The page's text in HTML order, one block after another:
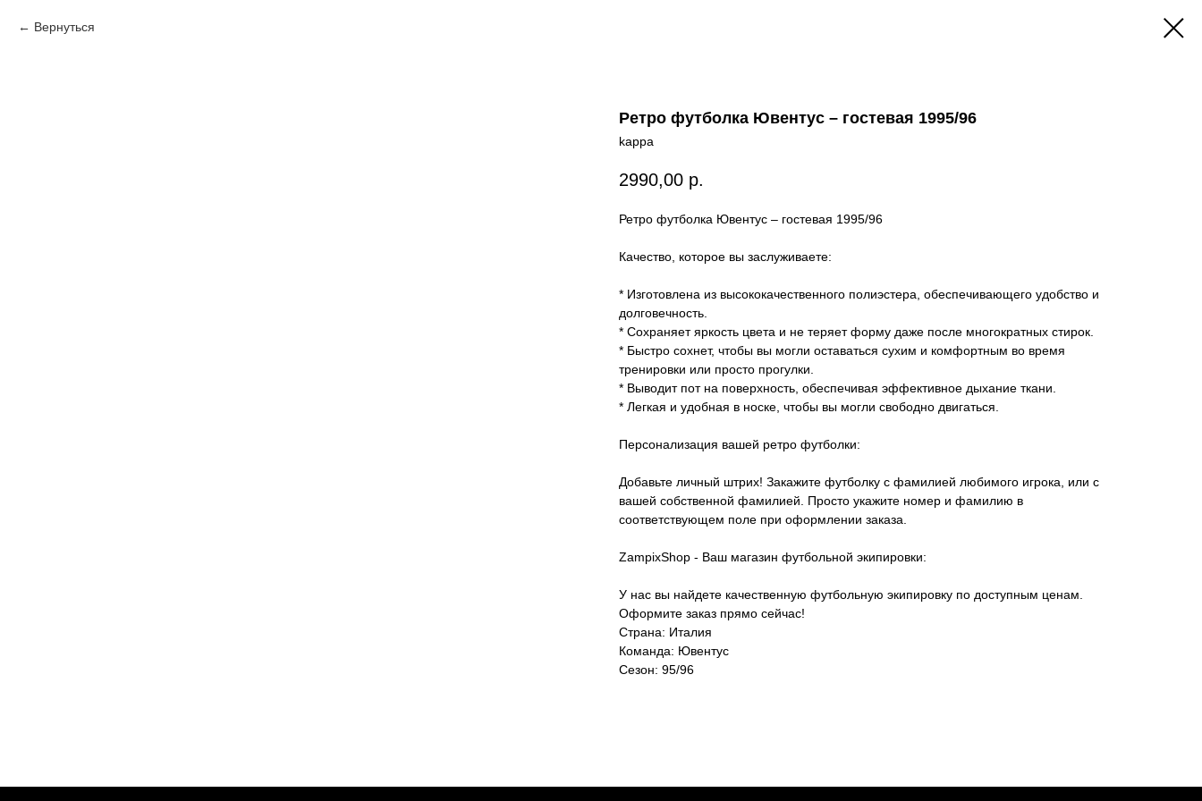
Вернуться
Ретро футболка Ювентус – гостевая 1995/96
kappa
2990,00 р.
Ретро футболка Ювентус – гостевая 1995/96
Качество, которое вы заслуживаете:
* Изготовлена из высококачественного полиэстера, обеспечивающего удобство и
долговечность.
* Сохраняет яркость цвета и не теряет форму даже после многократных стирок.
* Быстро сохнет, чтобы вы могли оставаться сухим и комфортным во время
тренировки или просто прогулки.
* Выводит пот на поверхность, обеспечивая эффективное дыхание ткани.
* Легкая и удобная в носке, чтобы вы могли свободно двигаться.
Персонализация вашей ретро футболки:
Добавьте личный штрих! Закажите футболку с фамилией любимого игрока, или с
вашей собственной фамилией. Просто укажите номер и фамилию в
соответствующем поле при оформлении заказа.
ZampixShop - Ваш магазин футбольной экипировки:
У нас вы найдете качественную футбольную экипировку по доступным ценам.
Оформите заказ прямо сейчас!
Страна: Италия
Команда: Ювентус
Сезон: 95/96